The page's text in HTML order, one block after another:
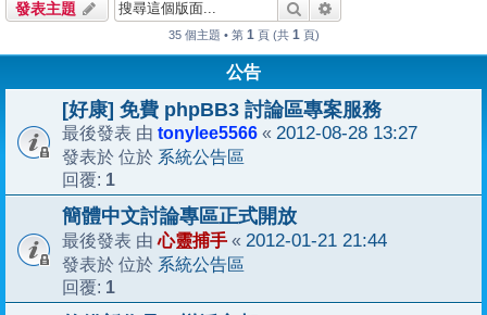
發表主題 搜尋
35 個主題 • 第 1 頁 (共 1 頁)
公告
[好康] 免費 phpBB3 討論區專案服務
最後發表 由 tonylee5566 « 2012-08-28 13:27
發表於 位於 系統公告區
回覆: 1
簡體中文討論專區正式開放
最後發表 由心靈捕手 « 2012-01-21 21:44
發表於 位於 系統公告區
回覆: 1